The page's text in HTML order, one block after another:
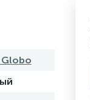
Globo